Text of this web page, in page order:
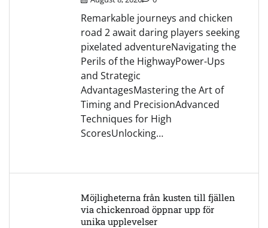
Remarkable journeys and chicken
road 2 await daring players seeking
pixelated adventureNavigating the
Perils of the HighwayPower-Ups
and Strategic
AdvantagesMastering the Art of
Timing and PrecisionAdvanced
Techniques for High
ScoresUnlocking…
Möjligheterna från kusten till fjällen
via chickenroad öppnar upp för
unika upplevelser